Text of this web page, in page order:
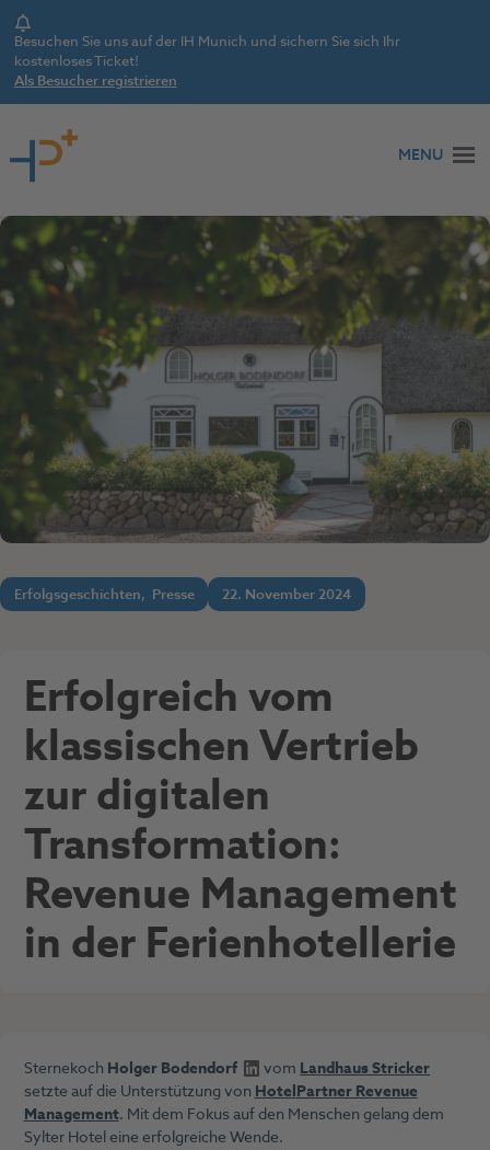
Notice
Besuchen Sie uns auf der IH Munich und sichern Sie sich Ihr
kostenloses Ticket!
Als Besucher registrieren
MENU
Erfolgsgeschichten, Presse 22. November 2024
Erfolgreich vom
klassischen Vertrieb
zur digitalen
Transformation:
Revenue Management
in der Ferienhotellerie
Sternekoch Holger Bodendorf vom Landhaus Stricker
setzte auf die Unterstützung von HotelPartner Revenue
Management. Mit dem Fokus auf den Menschen gelang dem
Sylter Hoteleine erfolgreiche Wende.